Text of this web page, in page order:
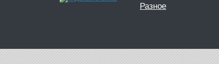
Разное